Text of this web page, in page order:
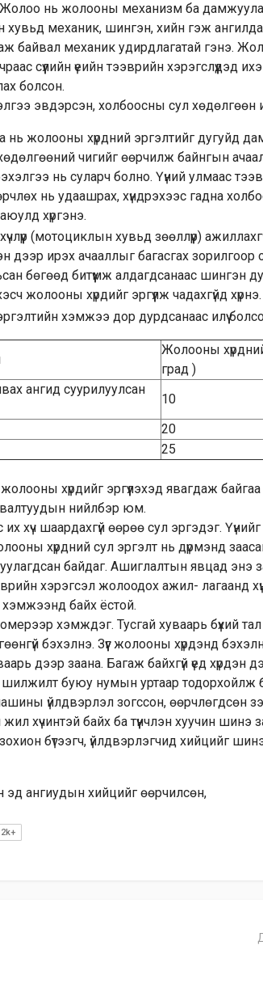
Жолоо нь жолооны механизм ба дамжуулах
хувьд механик, шингэн, хийн гэж
байвал механик удирдлагатай гэнэ.
сүүлийн үеийн тээврийн хэрэгслүүдэд
болсон.
эвдэрсэн, холбоосны сул хөдөлгөөн
нь жолооны хүрдний эргэлтийг дугуйд
чигийг өөрчилж байнгын
нь суларч болно. Үүний улмаас
нь удаашрах, хүндрэхээс гадна
хүргэнэ.
(мотоциклын хувьд зөөллүүр)
дээр ирэх ачааллыг багасгах зорилгоор
бөгөөд битүүмж алдагдсанаас шингэн
жолооны хүрдийг эргүүлж чадахгүйд хүрнэ.
хэмжээ дор дурдсанаас илүү
Жолооны
град )
ангид суурилуулсан
10
20
25
хүрдийг эргүүлэхэд явагдаж
нийлбэр юм.
хүч шаардахгүй өөрөө сул эргэдэг.
хүрдний сул эргэлт нь дүрмэнд
байдаг. Ашиглалтын явцад энэ
хэрэгсэл жолоодох ажил- лагаанд
байх ёстой.
хэмждэг. Тусгай хуваарь бүхий
бэхэлнэ. Зүүг жолооны хүрдэнд
дээр заана. Багаж байхгүй үед
буюу нумын уртаар тодорхойлж
үйлдвэрлэл зогссон, өөрчлөгдсөн
хүчинтэй байх ба түүнчлэн хуучин шинэ
бүтээгч, үйлдвэрлэгчид хийцийг
ангиудын хийцийг өөрчилсөн,